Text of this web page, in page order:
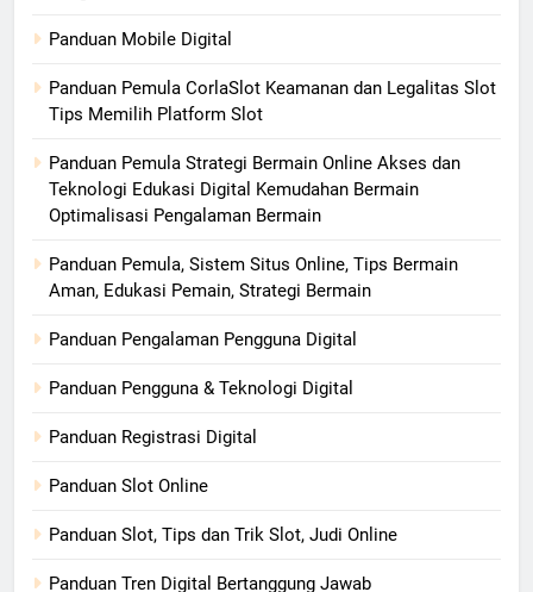
Panduan Mobile Digital
Panduan Pemula CorlaSlot Keamanan dan Legalitas Slot
Tips Memilih Platform Slot
Panduan Pemula Strategi Bermain Online Akses dan
Teknologi Edukasi Digital Kemudahan Bermain
Optimalisasi Pengalaman Bermain
Panduan Pemula, Sistem Situs Online, Tips Bermain
Aman, Edukasi Pemain, Strategi Bermain
Panduan Pengalaman Pengguna Digital
Panduan Pengguna & Teknologi Digital
Panduan Registrasi Digital
Panduan Slot Online
Panduan Slot, Tips dan Trik Slot, Judi Online
Panduan Tren Digital Bertanggung Jawab